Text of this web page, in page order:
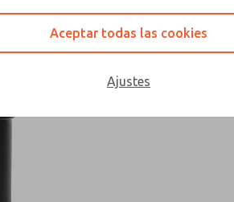
ROSS Mexico for
Aceptar todas las cookies
Ajustes